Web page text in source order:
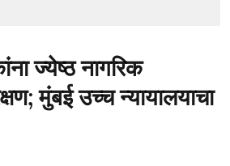
ज्येष्ठ नागरिक
मुंबई उच्च न्यायालयाचा